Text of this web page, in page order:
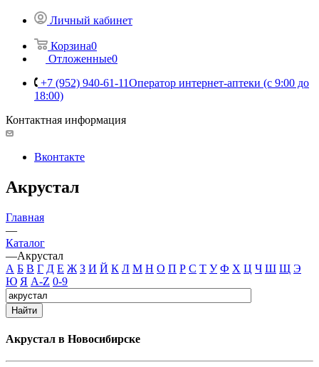
Личный кабинет
Корзина0
Отложенные0
+7 (952) 940-61-11Оператор интернет-аптеки (с 9:00 до
18:00)
Контактная информация
Вконтакте
Акрустал
Главная
—
Каталог
—Акрустал
А Б В Г Д Е Ж З И Й К Л М Н О П Р С Т У Ф Х Ц Ч Ш Щ Э
Ю Я A-Z 0-9
Найти
Акрустал в Новосибирске